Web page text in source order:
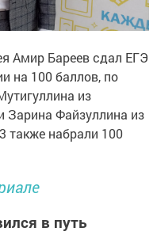
Амир Бареев сдал ЕГЭ
на 100 баллов, по
из
Зарина Файзуллина из
набрали 100
в путь